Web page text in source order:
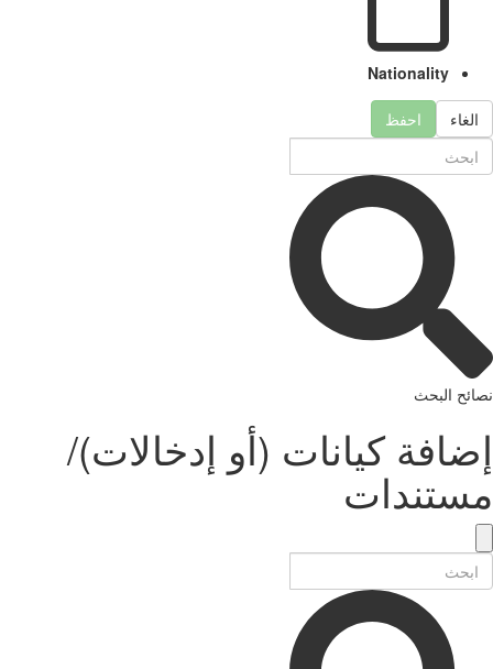
Nationality
الغاء احفظ
نصائح البحث
إضافة كيانات (أو إدخالات)/
مستندات